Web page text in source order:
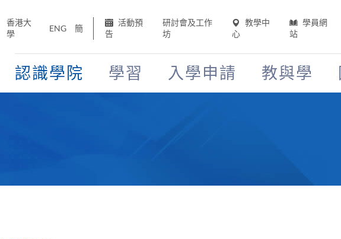
香港大
學
ENG 簡
活動預
告
研討會及工作
坊
教學中
心
學員網
站
認識學院 學習 入學申請 教與學